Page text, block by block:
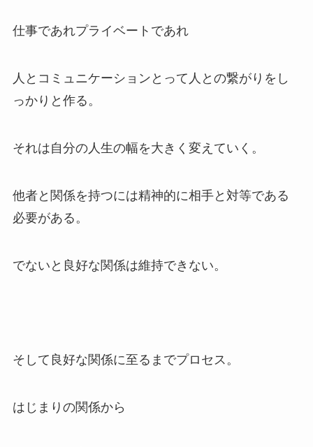
仕事であれプライベートであれ
人とコミュニケーションとって人との繋がりをし
っかりと作る。
それは自分の人生の幅を大きく変えていく。
他者と関係を持つには精神的に相手と対等である
必要がある。
でないと良好な関係は維持できない。
そして良好な関係に至るまでプロセス。
はじまりの関係から